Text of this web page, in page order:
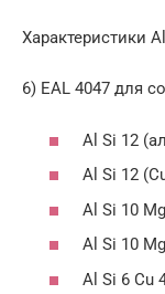
Характеристики
6) EAL 4047 для
Al Si 12
Al Si 12
Al Si 10
Al Si 10
Al Si 6 Cu